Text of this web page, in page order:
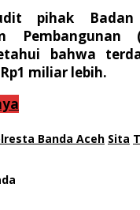
pihak Badan
Pembangunan
bahwa
miliar lebih.
Banda Aceh Sita